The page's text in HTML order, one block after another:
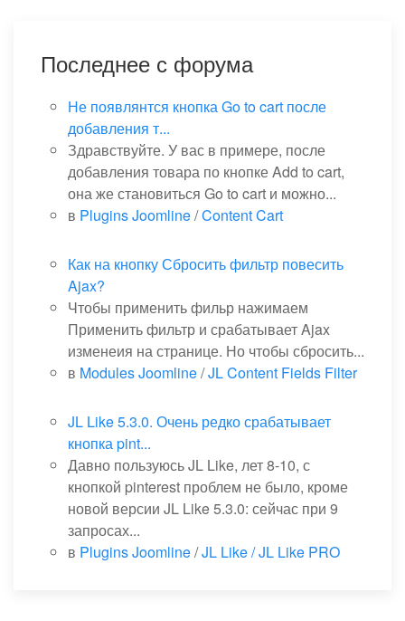
Последнее с форума
Не появлянтся кнопка Go to cart после
добавления т...
Здравствуйте. У вас в примере, после
добавления товара по кнопке Add to cart,
она же становиться Go to cart и можно...
в Plugins Joomline/Content Cart
Как на кнопку Сбросить фильтр повесить
Ajax?
Чтобы применить фильр нажимаем
Применить фильтр и срабатывает Ajax
изменеия на странице. Но чтобы сбросить...
в Modules Joomline/JL Content Fields Filter
JL Like 5.3.0. Очень редко срабатывает
кнопка pint...
Давно пользуюсь JL Like, лет 8-10, с
кнопкой pinterest проблем не было, кроме
новой версии JL Like 5.3.0: сейчас при 9
запросах...
в Plugins Joomline/JL Like / JL Like PRO